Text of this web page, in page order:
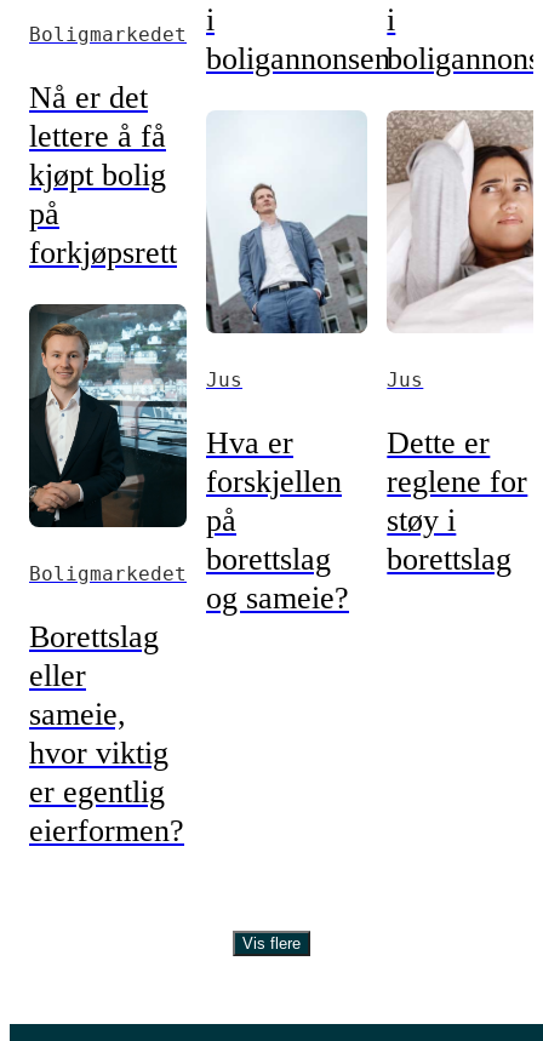
Boligmarkedet
Nå er det
lettere å få
kjøpt bolig
på
forkjøpsrett
Boligmarkedet
Borettslag
eller
sameie,
hvor viktig
er egentlig
eierformen?
i
boligannonsen
Jus
Hva er
forskjellen
på
borettslag
og sameie?
i
Jus
Dette er
reglene for
støy i
borettslag
Vis flere